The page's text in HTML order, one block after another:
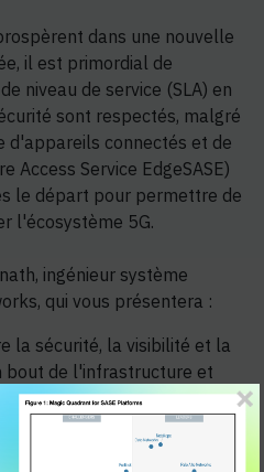
dans une nouvelle
il est primordial de
niveau de service (SLA) en
sont respectés, malgré
d'appareils connectés et de
Access Service EdgeSASE)
le départ pour permettre de
l'écosystème 5G.
ingénieur système
qui vous présentera :
la sécurité, la visibilité et la
bout de l'infrastructure et
un écosystème IoT
et un contrôle à partir